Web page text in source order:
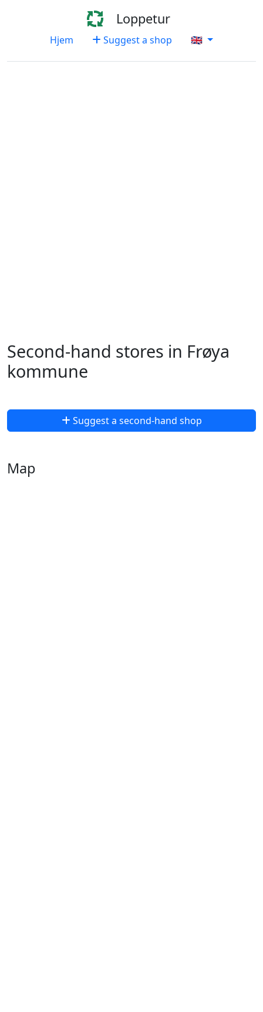
Loppetur
Hjem Suggest a shop 🇬🇧
Second-hand stores in Frøya
kommune
Suggest a second-hand shop
Map